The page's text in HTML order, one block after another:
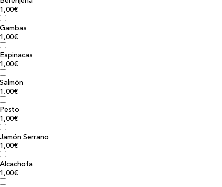
1,00€
Gambas
1,00€
Espinacas
1,00€
Salmón
1,00€
Pesto
1,00€
Jamón Serrano
1,00€
Alcachofa
1,00€